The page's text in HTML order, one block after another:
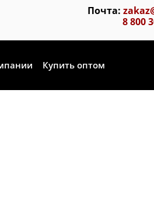
Почта:
8 800
Купить оптом